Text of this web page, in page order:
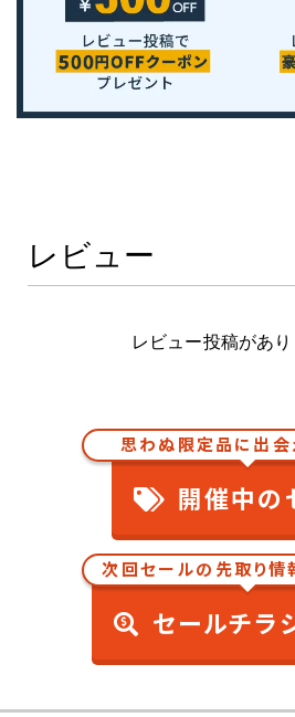
レビュー
レビュー投稿があり
思わぬ限定品に出会
開催中の
次回セールの先取り情
セールチラ